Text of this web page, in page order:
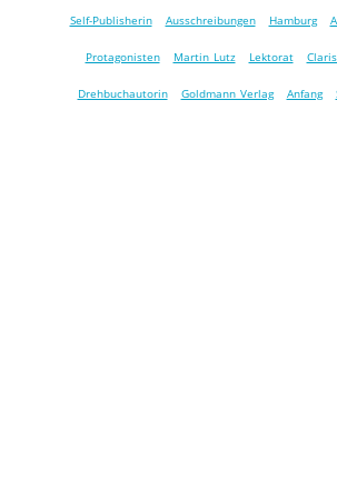
Self-Publisherin Ausschreibungen Hamburg
Protagonisten Martin Lutz Lektorat
Drehbuchautorin Goldmann Verlag Anfang